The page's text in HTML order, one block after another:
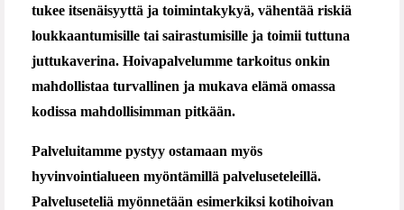
tukee itsenäisyyttä ja toimintakykyä, vähentää riskiä
loukkaantumisille tai sairastumisille ja toimii tuttuna
juttukaverina. Hoivapalvelumme tarkoitus onkin
mahdollistaa turvallinen ja mukava elämä omassa
kodissa mahdollisimman pitkään.
Palveluitamme pystyy ostamaan myös
hyvinvointialueen myöntämillä palveluseteleillä.
Palveluseteliä myönnetään esimerkiksi kotihoivan